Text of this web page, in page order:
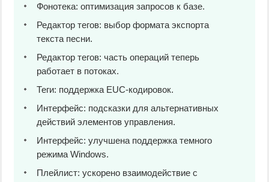
Фонотека: оптимизация запросов к базе.
Редактор тегов: выбор формата экспорта
текста песни.
Редактор тегов: часть операций теперь
работает в потоках.
Теги: поддержка EUC-кодировок.
Интерфейс: подсказки для альтернативных
действий элементов управления.
Интерфейс: улучшена поддержка темного
режима Windows.
Плейлист: ускорено взаимодействие с